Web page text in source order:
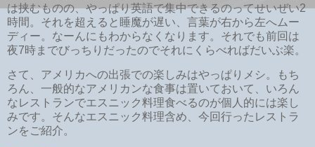
は挟むものの、やっぱり英語で集中できるのってせいぜい2
時間。それを超えると睡魔が遅い、言葉が右から左へムー
ディー。なーんにもわからなくなります。それでも前回は
夜7時までびっちりだったのでそれにくらべればだいぶ楽。
さて、アメリカへの出張での楽しみはやっぱりメシ。もち
ろん、一般的なアメリカンな食事は置いておいて、いろん
なレストランでエスニック料理食べるのが個人的には楽し
みです。そんなエスニック料理含め、今回行ったレストラ
ンをご紹介。